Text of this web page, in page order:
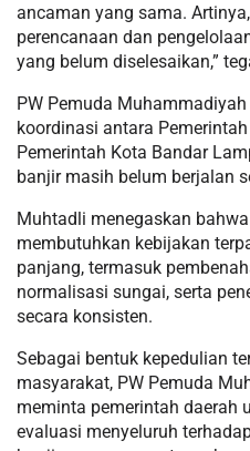
ancaman yang sama.
perencanaan dan
yang belum diselesaikan,”
PW Pemuda
koordinasi antara
Pemerintah Kota Bandar
banjir masih belum berjalan
Muhtadli menegaskan
membutuhkan kebijakan
panjang, termasuk
normalisasi sungai, serta
secara konsisten.
Sebagai bentuk kepedulian
masyarakat, PW Pemuda
meminta pemerintah daerah
evaluasi menyeluruh